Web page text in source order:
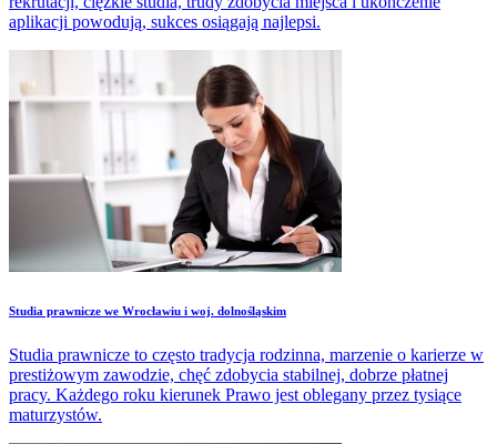
aplikacji powodują, sukces osiągają najlepsi.
​Studia prawnicze we Wrocławiu i woj. dolnośląskim
Studia prawnicze to często tradycja rodzinna, marzenie o karierze w
prestiżowym zawodzie, chęć zdobycia stabilnej, dobrze płatnej
pracy. Każdego roku kierunek Prawo jest oblegany przez tysiące
maturzystów.